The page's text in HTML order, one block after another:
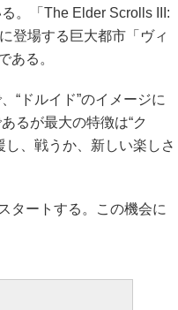
。「The Elder Scrolls III:
登場する巨大都市「ヴィ
ある。
“ドルイド”のイメージに
るが最大の特徴は“ク
、戦うか、新しい楽しさ
タートする。この機会に